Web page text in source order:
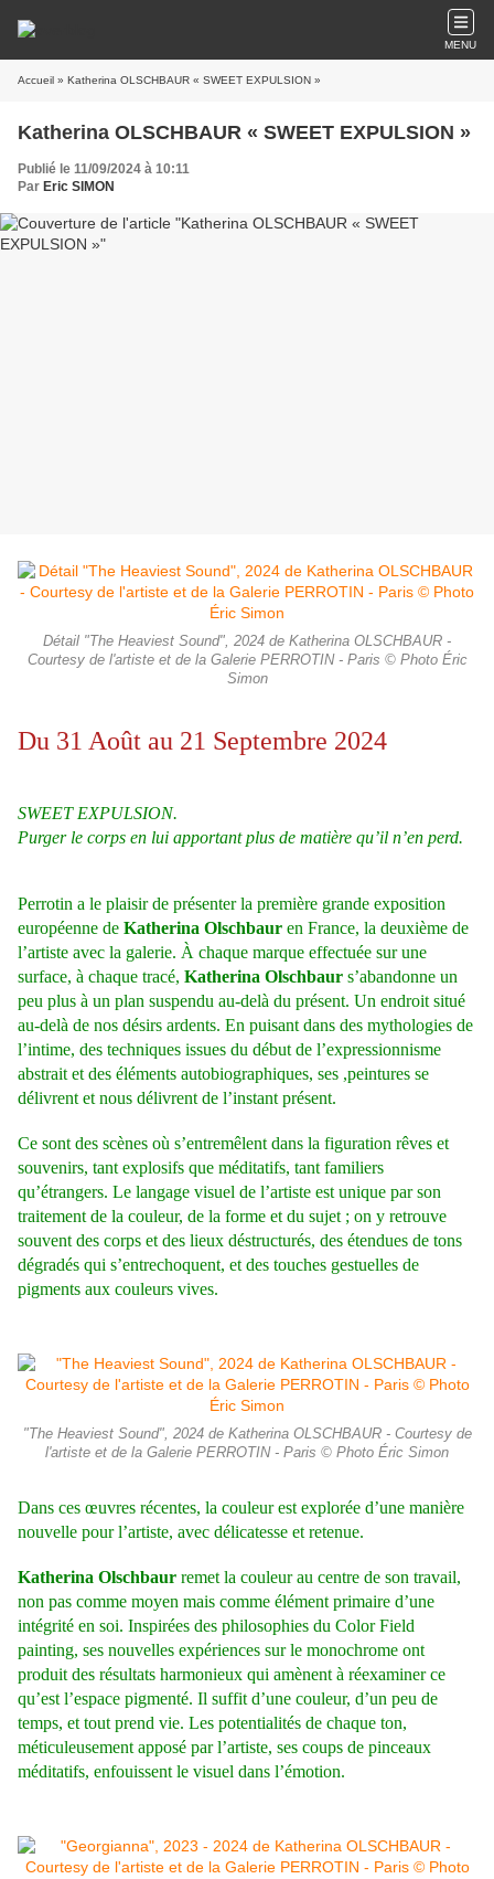
MENU
Accueil » Katherina OLSCHBAUR « SWEET EXPULSION »
Katherina OLSCHBAUR « SWEET EXPULSION »
Publié le 11/09/2024 à 10:11
Par Eric SIMON
Détail "The Heaviest Sound", 2024 de Katherina OLSCHBAUR -
Courtesy de l'artiste et de la Galerie PERROTIN - Paris © Photo Éric
Simon
Du 31 Août au 21 Septembre 2024
SWEET EXPULSION.
Purger le corps en lui apportant plus de matière qu’il n’en perd.
Perrotin a le plaisir de présenter la première grande exposition
européenne de Katherina Olschbaur en France, la deuxième de
l’artiste avec la galerie. À chaque marque effectuée sur une
surface, à chaque tracé, Katherina Olschbaur s’abandonne un
peu plus à un plan suspendu au-delà du présent. Un endroit situé
au-delà de nos désirs ardents. En puisant dans des mythologies de
l’intime, des techniques issues du début de l’expressionnisme
abstrait et des éléments autobiographiques, ses ,peintures se
délivrent et nous délivrent de l’instant présent.
Ce sont des scènes où s’entremêlent dans la figuration rêves et
souvenirs, tant explosifs que méditatifs, tant familiers
qu’étrangers. Le langage visuel de l’artiste est unique par son
traitement de la couleur, de la forme et du sujet ; on y retrouve
souvent des corps et des lieux déstructurés, des étendues de tons
dégradés qui s’entrechoquent, et des touches gestuelles de
pigments aux couleurs vives.
"The Heaviest Sound", 2024 de Katherina OLSCHBAUR - Courtesy de
l'artiste et de la Galerie PERROTIN - Paris © Photo Éric Simon
Dans ces œuvres récentes, la couleur est explorée d’une manière
nouvelle pour l’artiste, avec délicatesse et retenue.
Katherina Olschbaur remet la couleur au centre de son travail,
non pas comme moyen mais comme élément primaire d’une
intégrité en soi. Inspirées des philosophies du Color Field
painting, ses nouvelles expériences sur le monochrome ont
produit des résultats harmonieux qui amènent à réexaminer ce
qu’est l’espace pigmenté. Il suffit d’une couleur, d’un peu de
temps, et tout prend vie. Les potentialités de chaque ton,
méticuleusement apposé par l’artiste, ses coups de pinceaux
méditatifs, enfouissent le visuel dans l’émotion.